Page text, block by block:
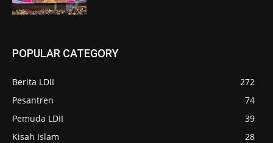
POPULAR CATEGORY
Berita LDII
272
Pesantren
74
Pemuda LDII
39
Kisah Islam
28